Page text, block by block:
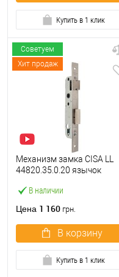
Купить в 1 клик
Советуем
Хит продаж
В наличии
Механизм замка CISA LL
44820.35.0.20 язычок
нержавеющая сталь
Цена 1 160 грн.
В корзину
Купить в 1 клик